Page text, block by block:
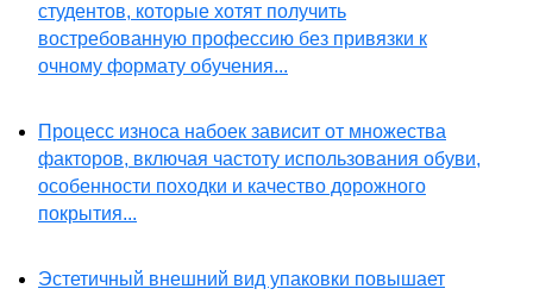
студентов, которые хотят получить
востребованную профессию без привязки к
очному формату обучения...
Процесс износа набоек зависит от множества
факторов, включая частоту использования обуви,
особенности походки и качество дорожного
покрытия...
Эстетичный внешний вид упаковки повышает